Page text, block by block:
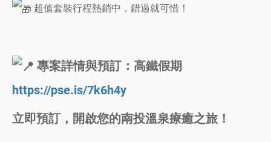
超值套裝行程熱銷中，錯過就可惜！
專案詳情與預訂：高鐵假期
https://pse.is/7k6h4y
立即預訂，開啟您的南投溫泉療癒之旅！